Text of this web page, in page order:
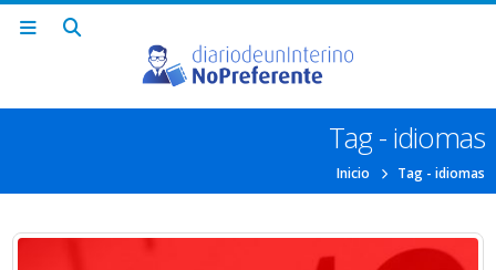
Tag - idiomas
Inicio Tag - idiomas